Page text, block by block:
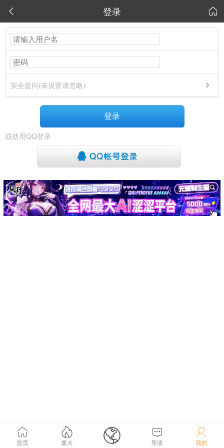
 登录 
安全提问(未设置请忽略)
登录
或使用QQ登录

首页

篝火  
导读

我的